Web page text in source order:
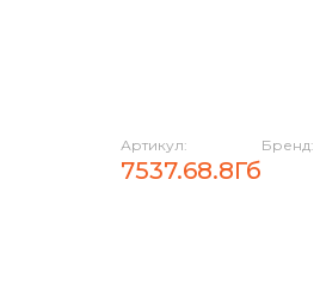
Артикул:
7537.68.8Гб
Бренд: